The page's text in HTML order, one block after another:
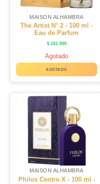
MAISON ALHAMBRA
The Artist N° 2 - 100 ml -
Eau de Parfum
$241.990
Agotado
AGOTADO
MAISON ALHAMBRA
Philos Centro X - 100 ml -